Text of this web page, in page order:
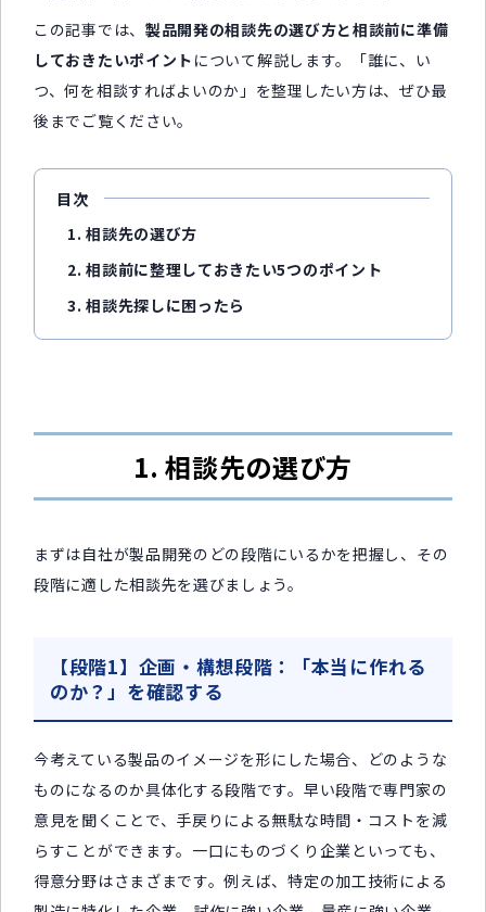
この記事では、 製品開発の相談先の選び方と相談前に準備
しておきたいポイント について解説します。「誰に、い
つ、何を相談すればよいのか」を整理したい方は、ぜひ最
後までご覧ください。
目次
1. 相談先の選び方
2. 相談前に整理しておきたい5つのポイント
3. 相談先探しに困ったら
1. 相談先の選び方
まずは自社が製品開発のどの段階にいるかを把握し、その
段階に適した相談先を選びましょう。
【段階1】企画・構想段階：「本当に作れる
のか？」を確認する
今考えている製品のイメージを形にした場合、どのような
ものになるのか具体化する段階です。早い段階で専門家の
意見を聞くことで、手戻りによる無駄な時間・コストを減
らすことができます。一口にものづくり企業といっても、
得意分野はさまざまです。例えば、特定の加工技術による